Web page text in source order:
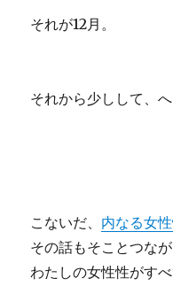
それが12月。
それから少しして、へ
こないだ、 内なる女
その話もそことつな
わたしの女性性がす